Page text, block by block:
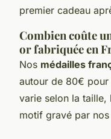
premier cadeau
Combien coûte
or fabriquée en
Nos médailles
autour de 80€
varie selon la
motif gravé par nos